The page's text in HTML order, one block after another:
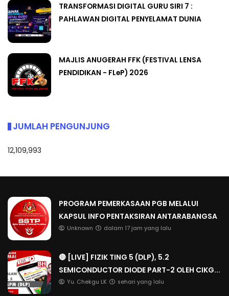
TRANSFORMASI DIGITAL GURU SIRI 7 :
PAHLAWAN DIGITAL PENYELAMAT DUNIA
MAJLIS ANUGERAH FFK (FESTIVAL LENSA
PENDIDIKAN - FLeP) 2026
JUMLAH PENGUNJUNG
12,109,993
PROGRAM PEMERKASAAN PGB MELALUI
KAPSUL INFO PENTAKSIRAN ANTARABANGSA
Unknown dalam 17 jam yang lalu
🔴 [LIVE] FIZIK TING 5 (DLP), 5.2
SEMICONDUCTOR DIODE PART-2 OLEH CIKG...
Yu. Chekgu LK sehari yang lalu